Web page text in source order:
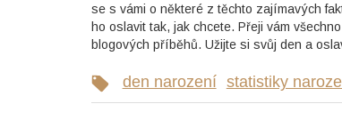
se s vámi o některé z těchto zajímavých
ho oslavit tak, jak chcete. Přeji vám
blogových příběhů. Užijte si svůj den a
den narození statistiky